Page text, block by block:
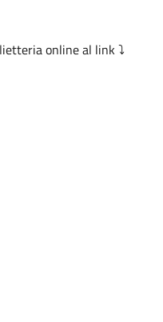
online al link ⤵️